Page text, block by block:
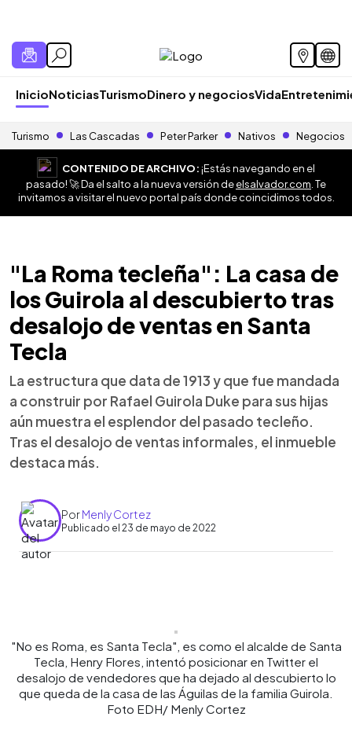
InicioNoticiasTurismoDinero y negociosVida
Turismo Las Cascadas Peter Parker Nativos Negocios
CONTENIDO DE ARCHIVO:¡Estás navegando en el
pasado! 🚀 Da el salto a la nueva versión deelsalvador.com . Te
invitamos a visitar el nuevo portal país donde coincidimos todos.
"La Roma tecleña": La casa de
los Guirola al descubierto tras
desalojo de ventas en Santa
Tecla
La estructura que data de 1913 y que fue mandada
a construir por Rafael Guirola Duke para sus hijas
aún muestra el esplendor del pasado tecleño.
Tras el desalojo de ventas informales, el inmueble
destaca más.
PorMenly Cortez
Publicado el 23 de mayo de 2022
"No es Roma, es Santa Tecla", es como el alcalde de Santa
Tecla, Henry Flores, intentó posicionar en Twitter el
desalojo de vendedores que ha dejado al descubierto lo
que queda de la casa de las Águilas de la familia Guirola.
Foto EDH/ Menly Cortez